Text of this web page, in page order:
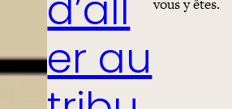
d’all
er au
vous y êtes.